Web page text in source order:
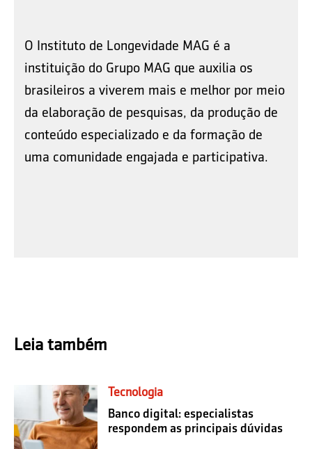
O Instituto de Longevidade MAG é a
instituição do Grupo MAG que auxilia os
brasileiros a viverem mais e melhor por meio
da elaboração de pesquisas, da produção de
conteúdo especializado e da formação de
uma comunidade engajada e participativa.
Leia também
Tecnologia
Banco digital: especialistas
respondem as principais dúvidas